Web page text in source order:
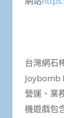
台灣網石
Joybomb
營運、業
機遊戲包